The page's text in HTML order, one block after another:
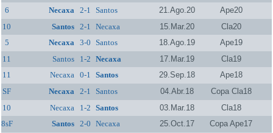
6
Necaxa 2-1 Santos 21.Ago.20
Ape20
10
Santos 2-1 Necaxa 15.Mar.20
Cla20
5
Necaxa 3-0 Santos 18.Ago.19
Ape19
11
Santos 1-2 Necaxa 17.Mar.19
Cla19
11
Necaxa 0-1 Santos 29.Sep.18
Ape18
SF
Necaxa 2-1 Santos 04.Abr.18
Copa Cla18
10
Necaxa 1-2 Santos 03.Mar.18
Cla18
8sF
Santos 2-0 Necaxa 25.Oct.17
Copa Ape17